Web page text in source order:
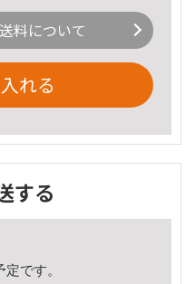
料について
れる
する
です。